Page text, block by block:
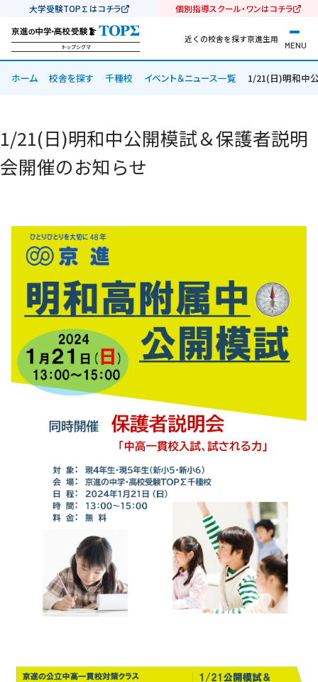
大学受験TOP∑はコチラ 個別指導スクール・ワンはコチラ
トップシグマ
近くの校舎を探す京進生用
MENU
ホーム 校舎を探す 千種校 イベント＆ニュース一覧 1/21(日)明和中
1/21(日)明和中公開模試＆保護者説明
会開催のお知らせ